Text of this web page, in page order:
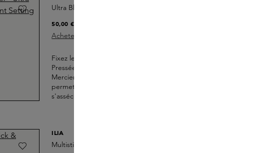
Ultra Blur Translucent Setting Powder
50,00 €
Acheter maintenant
Fixez les endroits où vous en avez besoin avec la Poudre
Pressée Setting Powder Translucent Ultra Blur de Laura
Mercier. Cette poudre offre un
permet au Make-up de rester en place plus longtemps, sans
s'assécher.
ILIA
Multistick & Illuminator